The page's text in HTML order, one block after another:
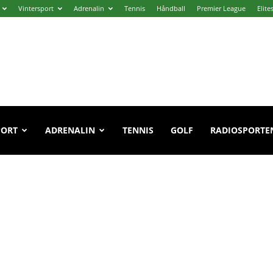
Vintersport Adrenalin Tennis Håndball Premier League
ADRENALIN TENNIS GOLF